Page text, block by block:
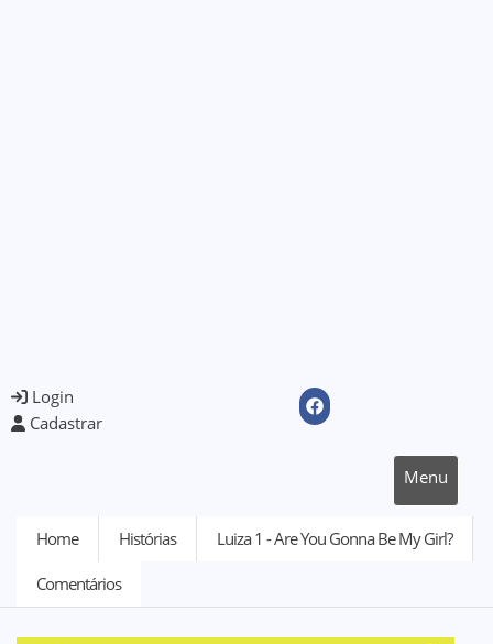
Login
Cadastrar
Menu
Home Histórias Luiza 1 - Are You Gonna Be My Girl?
Comentários